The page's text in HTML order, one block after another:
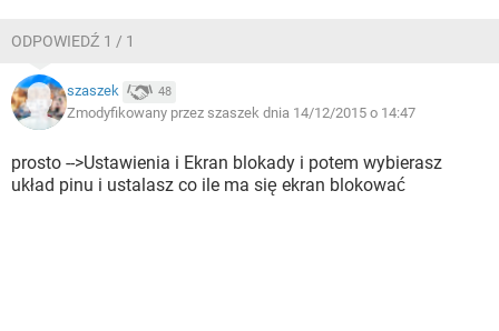
ODPOWIEDŹ 1 / 1
szaszek 48
Zmodyfikowany przez szaszek dnia 14/12/2015 o 14:47
prosto -->Ustawienia i Ekran blokady i potem wybierasz
układ pinu i ustalasz co ile ma się ekran blokować